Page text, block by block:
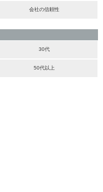
会社の信頼性
30代
50代以上